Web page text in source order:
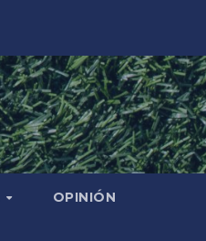
OPINIÓN